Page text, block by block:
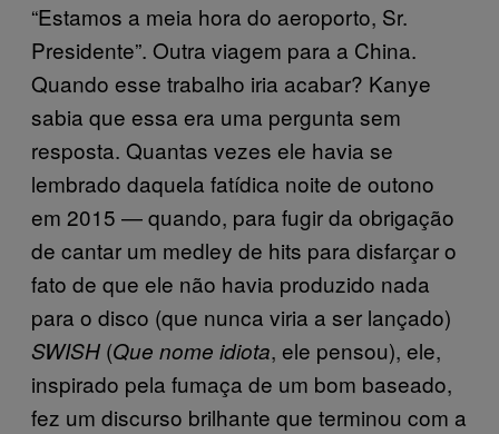
“Estamos a meia hora do aeroporto, Sr.
Presidente”. Outra viagem para a China.
Quando esse trabalho iria acabar? Kanye
sabia que essa era uma pergunta sem
resposta. Quantas vezes ele havia se
lembrado daquela fatídica noite de outono
em 2015 — quando, para fugir da obrigação
de cantar um medley de hits para disfarçar o
fato de que ele não havia produzido nada
para o disco (que nunca viria a ser lançado)
SWISH (Que nome idiota, ele pensou), ele,
inspirado pela fumaça de um bom baseado,
fez um discurso brilhante que terminou com a